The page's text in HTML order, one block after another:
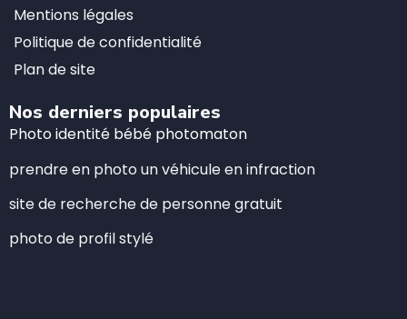
Mentions légales
Politique de confidentialité
Plan de site
Nos derniers populaires
Photo identité bébé photomaton
prendre en photo un véhicule en infraction
site de recherche de personne gratuit
photo de profil stylé